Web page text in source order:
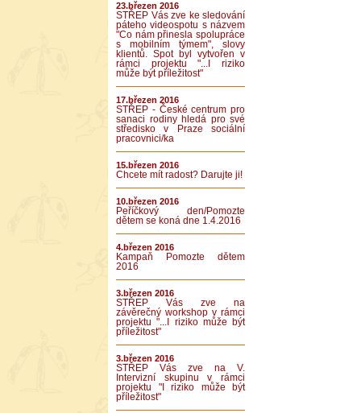
23.březen 2016
STŘEP Vás zve ke sledování
páteho videospotu s názvem
"Co nám přinesla spolupráce
s mobilním týmem", slovy
klientů. Spot byl vytvořen v
rámci projektu "...I riziko
může být příležitost"
17.březen 2016
STŘEP - České centrum pro
sanaci rodiny hledá pro své
středisko v Praze sociální
pracovnici/ka
15.březen 2016
Chcete mít radost? Darujte ji!
10.březen 2016
Peříčkový den/Pomozte
dětem se koná dne 1.4.2016
4.březen 2016
Kampaň Pomozte dětem
2016
3.březen 2016
STŘEP Vás zve na
závěrečný workshop v rámci
projektu "...I riziko může být
příležitost"
3.březen 2016
STŘEP Vás zve na V.
Intervizní skupinu v rámci
projektu "I riziko může být
příležitost"